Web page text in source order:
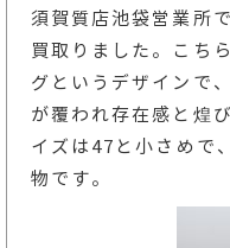
須賀質店池袋営業所
買取りました。こち
グというデザインで
が覆われ存在感と煌
イズは47と小さめで
物です。